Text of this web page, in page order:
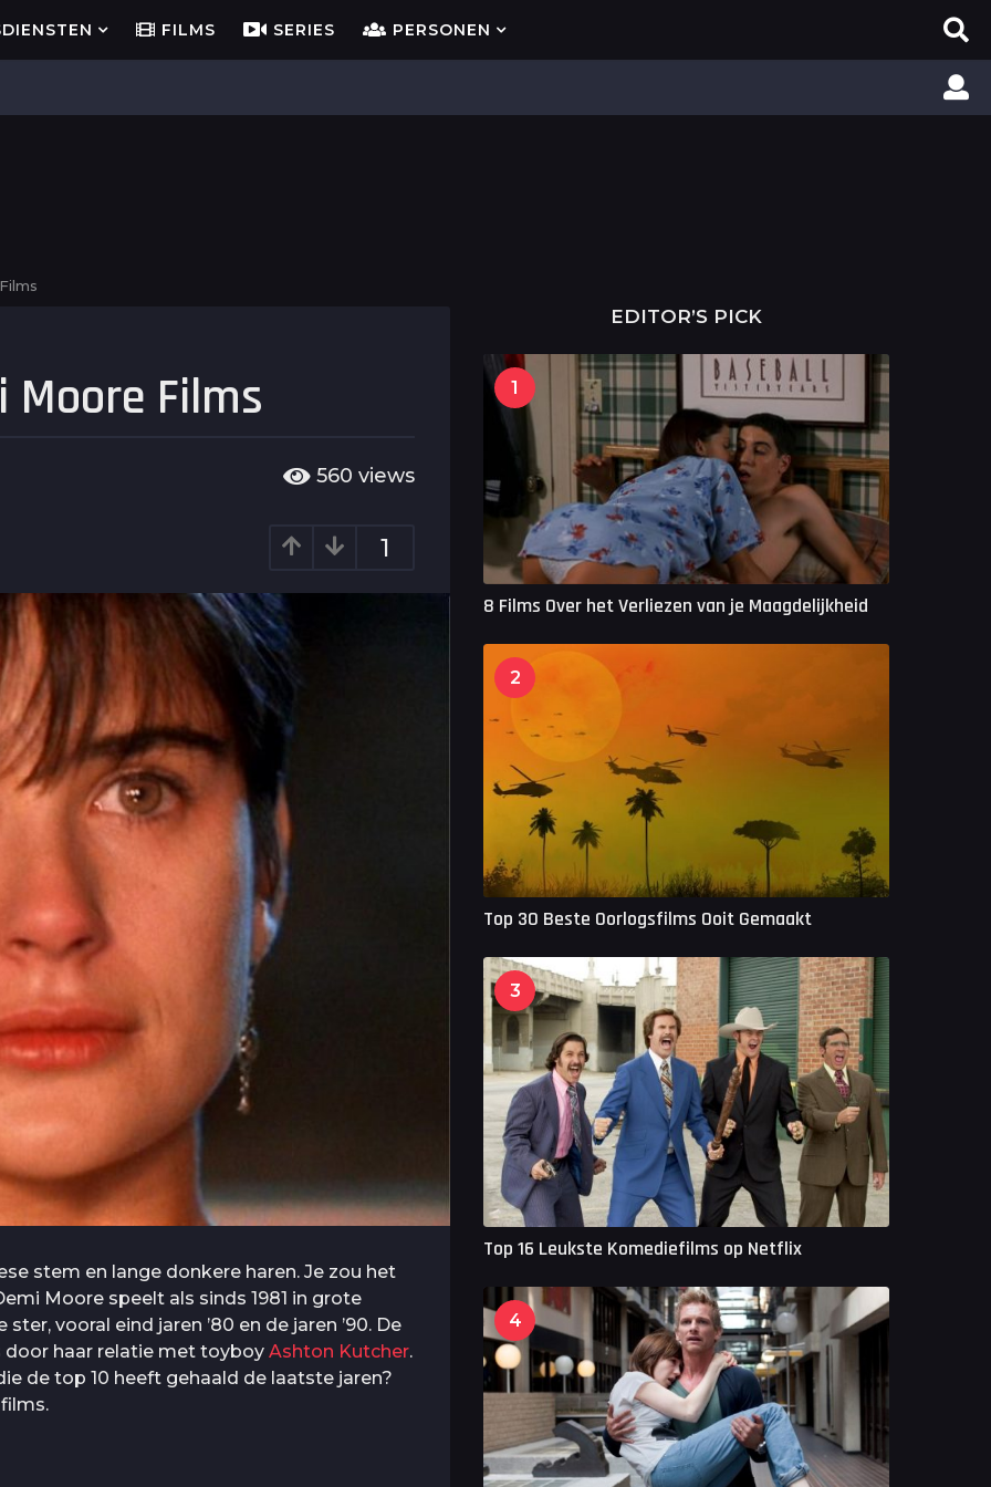
FILMS SERIES PERSONEN
Moore Films
560 views
1
stem en lange donkere haren. Je zou het
Moore speelt als sinds 1981 in grote
vooral eind jaren ’80 en de jaren ’90. De
door haar relatie met toyboy Ashton Kutcher.
de top 10 heeft gehaald de laatste jaren?
EDITOR’S PICK
1
8 Films Over het Verliezen van je Maagdelijkheid
2
Top 30 Beste Oorlogsfilms Ooit Gemaakt
3
Top 16 Leukste Komediefilms op Netflix
4